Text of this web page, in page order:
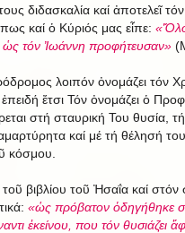
διδασκαλία καί ἀποτελεῖ τόν
καί ὁ Κύριός μας εἶπε:
ὡς τόν Ἰωάννη προφήτευσαν»
λοιπόν ὀνομάζει τόν
ἔτσι Τόν ὀνομάζει ὁ
στή σταυρική Του θυσία,
καί μέ τή θέλησή του
κόσμου.
βιβλίου τοῦ Ἠσαΐα καί στόν
«ὡς πρόβατον ὁδηγήθηκε
ἐκείνου, που τόν θυσιάζει